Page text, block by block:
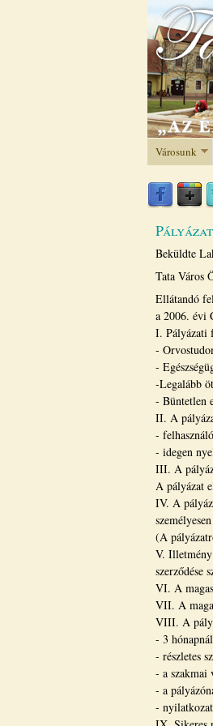
Városunk
Beküldte
Tata Város
Ellátandó
a 2006. évi
I. Pályázati
-
-
-Legalább
- Büntetlen
II. A
-
- idegen
III. A
A pályázat
IV. A
(A
V.
szerződése
VI. A
VII. A
VIII. A
- 3
- részletes
- a szakmai
- a
-